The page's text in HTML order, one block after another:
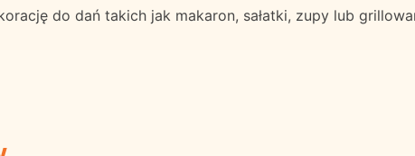
do dań takich jak makaron, sałatki, zupy lub